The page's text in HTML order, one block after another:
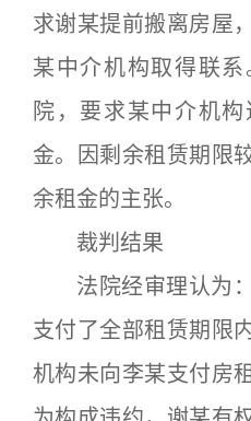
求谢某提前搬离房屋
某中介机构取得联
院，要求某中介机
金。因剩余租赁期限
余租金的主张。
裁判结果
法院经审理认为：
支付了全部租赁期限
机构未向李某支付房